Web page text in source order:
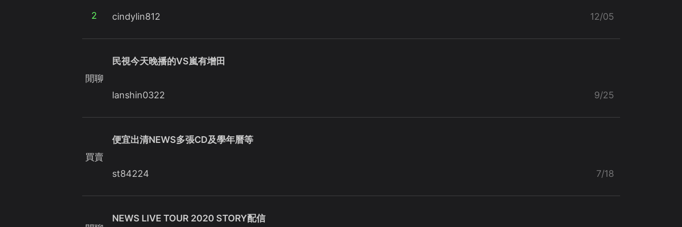
2 cindylin812 12/05
閒聊
民視今天晚播的VS嵐有增田
lanshin0322 9/25
買賣
便宜出清NEWS多張CD及學年曆等
st84224 7/18
NEWS LIVE TOUR 2020 STORY配信